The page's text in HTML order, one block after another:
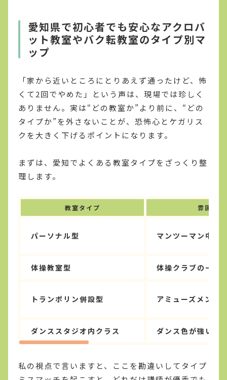
愛知県で初心者でも安心なアクロバ
ット教室やバク転教室のタイプ別マ
ップ
「家から近いところにとりあえず通ったけど、怖
くて2回でやめた」という声は、現場では珍しく
ありません。実は“どの教室か”より前に、“どの
タイプか”を外さないことが、恐怖心とケガリス
クを大きく下げるポイントになります。
まずは、愛知でよくある教室タイプをざっくり整
理します。
教室タイプ 雰囲気
パーソナル型 マンツーマン中心
体操教室型 体操クラブの一角
トランポリン併設型 アミューズメント
ダンススタジオ内クラス ダンス色が強い
私の視点で言いますと、ここを勘違いしてタイプ